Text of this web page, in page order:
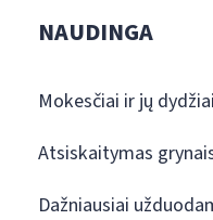
NAUDINGA
Mokesčiai ir jų dydžiai
Atsiskaitymas
Dažniausiai